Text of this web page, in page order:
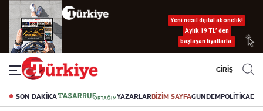
Yeni nesil dijital abonelik!
Aylık 19 TL’ den
başlayan fiyatlarla.
GİRİŞ
SON DAKİKA YAZARLARBİZİM SAYFAGÜNDEMPOLİTİKA